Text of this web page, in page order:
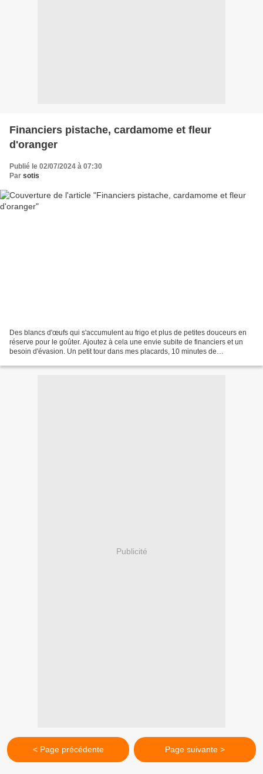
Financiers pistache, cardamome et fleur
d'oranger
Publié le 02/07/2024 à 07:30
Par sotis
Des blancs d'œufs qui s'accumulent au frigo et plus de petites douceurs en
réserve pour le goûter. Ajoutez à cela une envie subite de financiers et un
besoin d'évasion. Un petit tour dans mes placards, 10 minutes de
Publicité
< Page précédente Page suivante >